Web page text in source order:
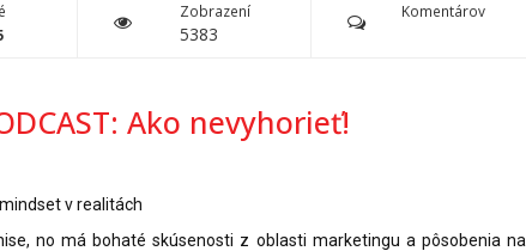
Zobrazení
5383
Komentárov
Ako nevyhorieť!
v realitách
no má bohaté skúsenosti z oblasti marketingu a pôsobenia na